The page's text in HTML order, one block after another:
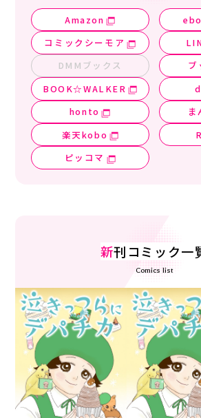
Amazon
コミックシーモア
DMMブックス
ブ
BOOK☆WALKER
honto
ま
楽天kobo
ピッコマ
新刊コミック一
Comics list